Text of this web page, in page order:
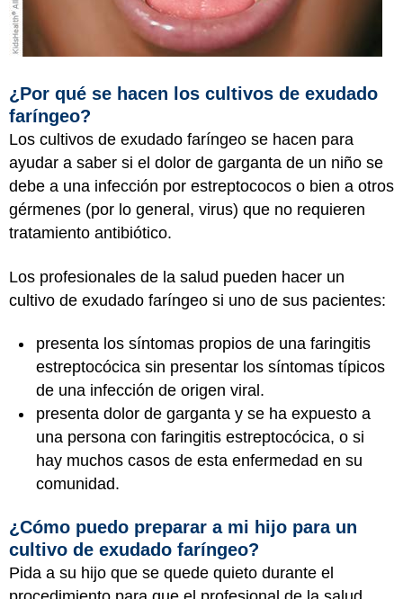
¿Por qué se hacen los cultivos de exudado
faríngeo?
Los cultivos de exudado faríngeo se hacen para
ayudar a saber si el dolor de garganta de un niño se
debe a una infección por estreptococos o bien a otros
gérmenes (por lo general, virus) que no requieren
tratamiento antibiótico.
Los profesionales de la salud pueden hacer un
cultivo de exudado faríngeo si uno de sus pacientes:
presenta los síntomas propios de una faringitis
estreptocócica sin presentar los síntomas típicos
de una infección de origen viral.
presenta dolor de garganta y se ha expuesto a
una persona con faringitis estreptocócica, o si
hay muchos casos de esta enfermedad en su
comunidad.
¿Cómo puedo preparar a mi hijo para un
cultivo de exudado faríngeo?
Pida a su hijo que se quede quieto durante el